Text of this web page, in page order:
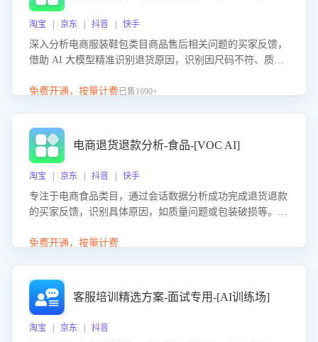
淘宝 | 京东 | 抖音 | 快手
深入分析电商服装鞋包类目商品售后相关问题的买家反馈，
借助 AI 大模型精准识别退货原因，识别因尺码不符、质量
议，助力商家优化产品或服务，实现销售额的显著提升。
免费开通，按量计费已售1690+
电商退货退款分析-食品-[VOC AI]
淘宝 | 京东 | 抖音 | 快手
专注于电商食品类目，通过会话数据分析成功完成退货退款
的买家反馈，识别具体原因，如质量问题或包装破损等。结
商家降低退款率，提升售后效率。
免费开通，按量计费
客服培训精选方案-面试专用-[AI训练场]
淘宝 | 京东 | 抖音